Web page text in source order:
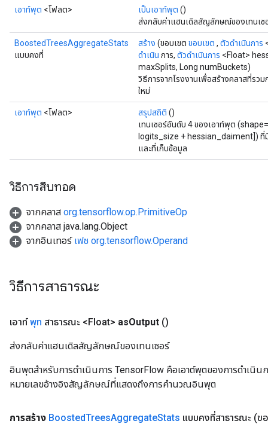
เอาท์พุต <โฟลต> เป็นเอาท์พุต ()
ส่งกลับค่าแฮนเดิลสัญลักษณ์ของเทนเซ
BoostedTreesAggregateStats
แบบคงที่
สร้าง (ขอบเขต ขอบเขต , ตัวดำเนินการ
ดำเนิน การ, ตัวดำเนินการ <Float>
maxSplits, Long numBuckets)
วิธีการจากโรงงานเพื่อสร้างคลาสที่ร
ใหม่
เอาท์พุต <โฟลต> สรุปสถิติ ()
เทนเซอร์อันดับ 4 ของเอาท์พุต
logits_size + hessian_daiment])
และที่เก็บข้อมูล
วิธีการสืบทอด
จากคลาส org.tensorflow.op.PrimitiveOp
จากคลาส java.lang.Object
จากอินเทอร์ เฟซ org.tensorflow.Operand
วิธีการสาธารณะ
เอาท์พุท สาธารณะ <Float> asOutput ()
ส่งกลับค่าแฮนเดิลสัญลักษณ์ของเทนเซอร์
อินพุตสำหรับการดำเนินการ TensorFlow คือเอาต์พุตของการดำเนิน
หมายเลขอ้างอิงสัญลักษณ์ที่แสดงถึงการคำนวณอินพุต
การสร้าง BoostedTreesAggregateStats แบบคงที่สาธารณะ (ข